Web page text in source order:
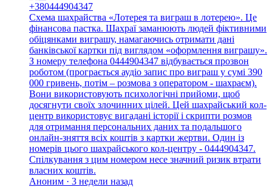
+380444904347
Схема шахрайства «Лотерея та виграш в лотерею». Це
фінансова пастка. Шахраї заманюють людей фіктивними
обіцянками виграшу, намагаючись отримати дані
банківської картки під виглядом «оформлення виграшу».
З номеру телефона 0444904347 відбувається прозвон
роботом (програється аудіо запис про виграш у сумі 390
000 гривень, потім – розмова з оператором - шахраєм).
Вони використовують психологічні прийоми, щоб
досягнути своїх злочинних цілей. Цей шахрайський кол-
центр використовує вигадані історії і скрипти розмов
для отримання персональних даних та подальшого
онлайн-зняття всіх коштів з картки жертви. Один із
номерів цього шахрайського кол-центру - 0444904347.
Спілкування з цим номером несе значний ризик втрати
власних коштів.
Аноним · 3 недели назад